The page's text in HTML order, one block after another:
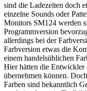
sind die Ladezeiten doch
einzelne Sounds oder
Monitors SM124 werden
Programmversion
allerdings bei der
Farbversion etwas die
einem handelsüblichen
Hier hätten die Entwickler
übernehmen können.
Farben sind bekanntlich